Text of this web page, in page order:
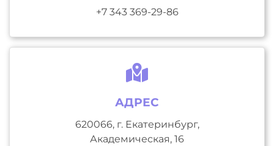
+7 343 369-29-86
АДРЕС
620066, г. Екатеринбург,
Академическая, 16